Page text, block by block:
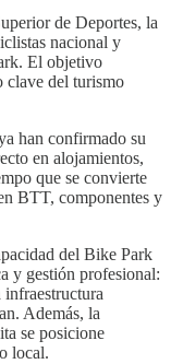
de Deportes, la
nacional y
El objetivo
clave del turismo
han confirmado su
en alojamientos,
que se convierte
BTT, componentes y
del Bike Park
y gestión profesional:
Además, la
se posicione
local.